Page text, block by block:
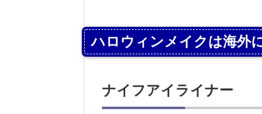
ハロウィンメイクは海外
ナイフアイライナー